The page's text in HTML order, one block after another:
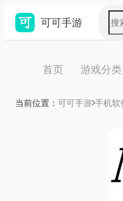
可可手游
首页 游戏分类
当前位置： 可可手游 手机软